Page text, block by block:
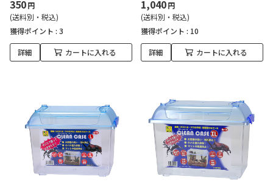
350円
(送料別・税込)
獲得ポイント : 3
詳細 カートに入れる
1,040円
(送料別・税込)
獲得ポイント : 10
詳細 カートに入れる